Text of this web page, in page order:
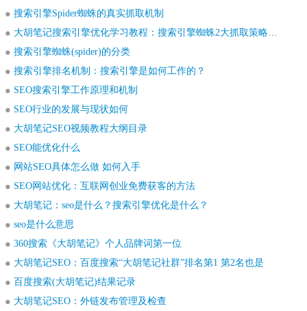
搜索引擎Spider蜘蛛的真实抓取机制
大胡笔记搜索引擎优化学习教程：搜索引擎蜘蛛2大抓取策略详解
搜索引擎蜘蛛(spider)的分类
搜索引擎排名机制：搜索引擎是如何工作的？
SEO搜索引擎工作原理和机制
SEO行业的发展与现状如何
大胡笔记SEO视频教程大纲目录
SEO能优化什么
网站SEO具体怎么做 如何入手
SEO网站优化：互联网创业免费获客的方法
大胡笔记：seo是什么？搜索引擎优化是什么？
seo是什么意思
360搜索《大胡笔记》个人品牌词第一位
大胡笔记SEO：百度搜索“大胡笔记社群”排名第1 第2名也是
百度搜索(大胡笔记)结果记录
大胡笔记SEO：外链发布管理及检查